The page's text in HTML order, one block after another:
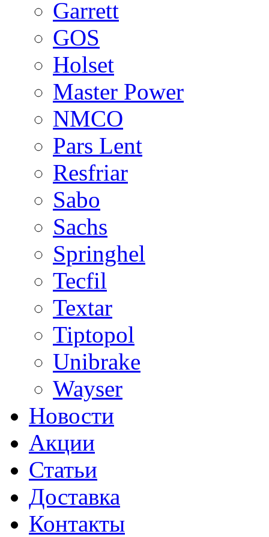
Garrett
GOS
Holset
Master Power
NMCO
Pars Lent
Resfriar
Sabo
Sachs
Springhel
Tecfil
Textar
Tiptopol
Unibrake
Wayser
Новости
Акции
Статьи
Доставка
Контакты